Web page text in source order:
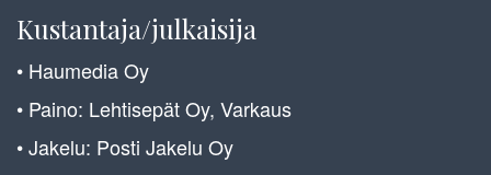
Kustantaja/julkaisija
• Haumedia Oy
• Paino: Lehtisepät Oy, Varkaus
• Jakelu: Posti Jakelu Oy